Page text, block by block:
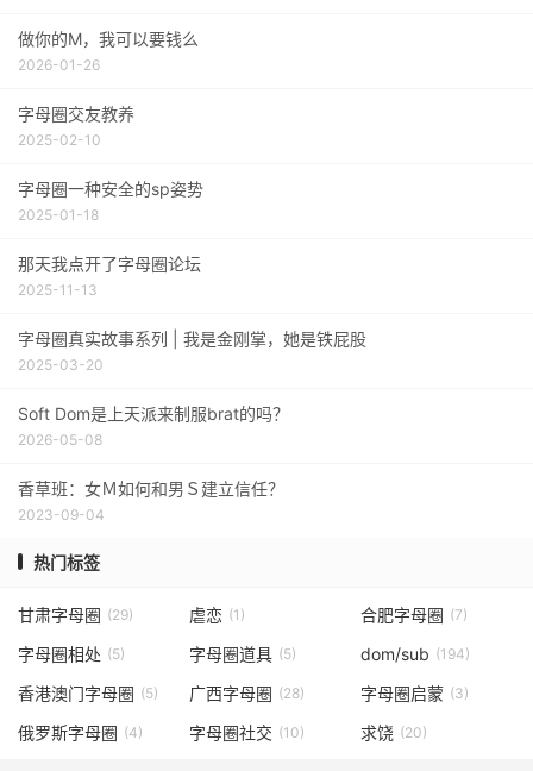
做你的M，我可以要钱么
2026-01-26
字母圈交友教养
2025-02-10
字母圈一种安全的sp姿势
2025-01-18
那天我点开了字母圈论坛
2025-11-13
字母圈真实故事系列 | 我是金刚掌，她是铁屁股
2025-03-20
Soft Dom是上天派来制服brat的吗？
2026-05-08
香草班：女Ｍ如何和男Ｓ建立信任？
2023-09-04
热门标签
甘肃字母圈 (29) 虐恋 (1) 合肥字母圈 (7)
字母圈相处 (5) 字母圈道具 (5) dom/sub (194)
香港澳门字母圈 (5) 广西字母圈 (28) 字母圈启蒙 (3)
俄罗斯字母圈 (4) 字母圈社交 (10) 求饶 (20)